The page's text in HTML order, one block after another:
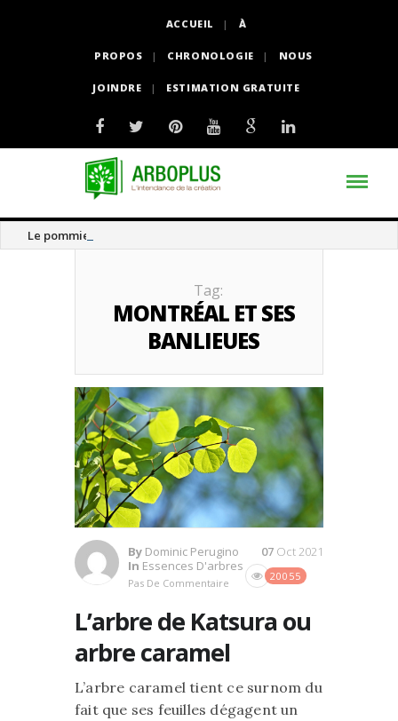
ACCUEIL À
PROPOS CHRONOLOGIE NOUS
JOINDRE ESTIMATION GRATUITE
Le pommier thé
Tag:
MONTRÉAL ET SES
BANLIEUES
By Dominic Perugino
In Essences D'arbres
Pas De Commentaire
20055
07 Oct 2021
L’arbre de Katsura ou
arbre caramel
L’arbre caramel tient ce surnom du
fait que ses feuilles dégagent un